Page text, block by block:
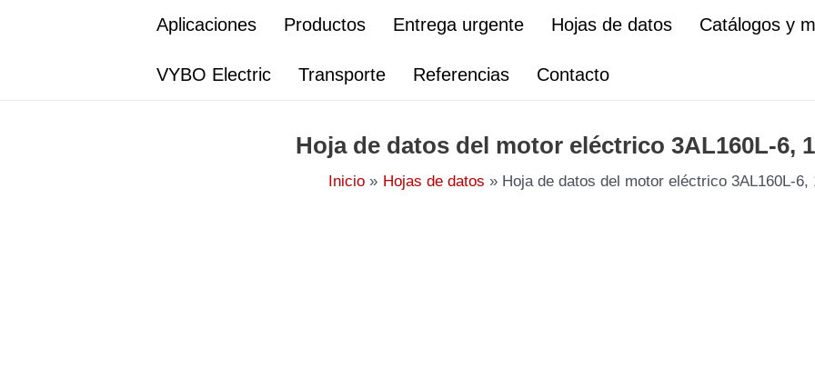
Aplicaciones Productos Entrega urgente Hojas de datos Catálogos y
VYBO Electric Transporte Referencias Contacto
Hoja de datos del motor eléctrico 3AL160L-6,
Inicio Hojas de datos Hoja de datos del motor eléctrico 3AL160L-6,